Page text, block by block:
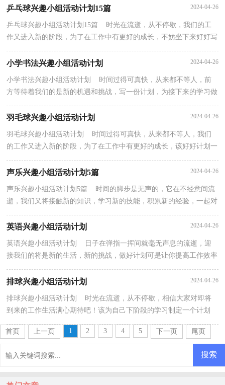
乒乓球兴趣小组活动计划15篇 2024-04-26
乒乓球兴趣小组活动计划15篇 时光在流逝，从不停歇，我们的工
作又进入新的阶段，为了在工作中有更好的成长，不妨坐下来好好写
写计划吧。计划怎么写才不会流于形式呢？下面是小编整...
小学书法兴趣小组活动计划 2024-04-26
小学书法兴趣小组活动计划 时间过得可真快，从来都不等人，前
方等待着我们的是新的机遇和挑战，写一份计划，为接下来的学习做
羽毛球兴趣小组活动计划 2024-04-26
羽毛球兴趣小组活动计划 时间过得可真快，从来都不等人，我们
的工作又进入新的阶段，为了在工作中有更好的成长，该好好计划一
下接下来的工作了！那么计划怎么拟定才能发挥它最大的...
声乐兴趣小组活动计划5篇 2024-04-26
声乐兴趣小组活动计划5篇 时间的脚步是无声的，它在不经意间流
逝，我们又将接触新的知识，学习新的技能，积累新的经验，一起对
英语兴趣小组活动计划 2024-04-26
英语兴趣小组活动计划 日子在弹指一挥间就毫无声息的流逝，迎
接我们的将是新的生活，新的挑战，做好计划可是让你提高工作效率
的方法喔！相信大家又在为写计划犯愁了吧？以下是小编...
排球兴趣小组活动计划 2024-04-26
排球兴趣小组活动计划 时光在流逝，从不停歇，相信大家对即将
到来的工作生活满心期待吧！该为自己下阶段的学习制定一个计划
首页
上一页 1 2 3 4 5 下一页 尾页